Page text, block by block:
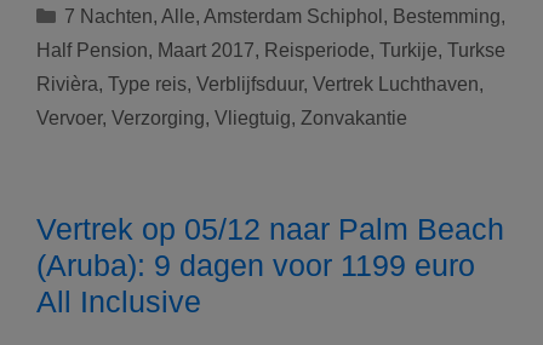
naar
Turkse
Rivièra
(Turkije):
256
euro
Half
Categorieën
7 Nachten, Alle, Amsterdam Schiphol , Bestemming,
Half Pension, Maart 2017, Reisperiode, Turkije, Turkse
Rivièra, Type reis, Verblijfsduur, Vertrek Luchthaven,
Vervoer, Verzorging, Vliegtuig, Zonvakantie
Vertrek op 05/12 naar Palm Beach
(Aruba): 9 dagen voor 1199 euro
All Inclusive